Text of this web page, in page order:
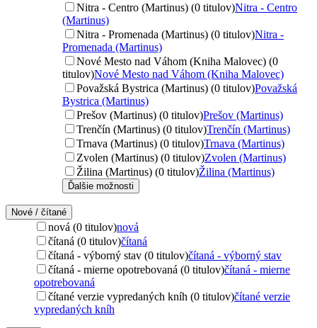
Nitra - Centro (Martinus) (0 titulov)Nitra - Centro
(Martinus)
Nitra - Promenada (Martinus) (0 titulov)Nitra -
Promenada (Martinus)
Nové Mesto nad Váhom (Kniha Malovec) (0
titulov)Nové Mesto nad Váhom (Kniha Malovec)
Považská Bystrica (Martinus) (0 titulov)Považská
Bystrica (Martinus)
Prešov (Martinus) (0 titulov)Prešov (Martinus)
Trenčín (Martinus) (0 titulov)Trenčín (Martinus)
Trnava (Martinus) (0 titulov)Trnava (Martinus)
Zvolen (Martinus) (0 titulov)Zvolen (Martinus)
Žilina (Martinus) (0 titulov)Žilina (Martinus)
Ďalšie možnosti
Nové / čítané
nová (0 titulov)nová
čítaná (0 titulov)čítaná
čítaná - výborný stav (0 titulov)čítaná - výborný stav
čítaná - mierne opotrebovaná (0 titulov)čítaná - mierne
opotrebovaná
čítané verzie vypredaných kníh (0 titulov)čítané verzie
vypredaných kníh